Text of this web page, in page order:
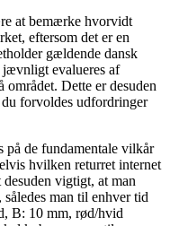
at bemærke hvorvidt
eftersom det er en
gældende dansk
evalueres af
området. Dette er desuden
forvoldes udfordringer
på de fundamentale vilkår
hvilken returret internet
vigtigt, at man
man til enhver tid
B: 10 mm, rød/hvid